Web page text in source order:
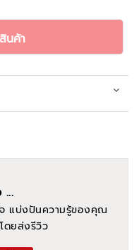
นค้า
...
แบ่งปันความรู้ของคุณ
ดยส่งรีวิว